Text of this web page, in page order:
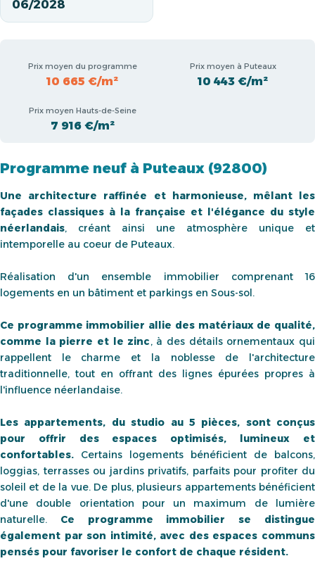
06/2028
Prix moyen du programme
10 665 €/m²
Prix moyen à Puteaux
10 443 €/m²
Prix moyen Hauts-de-Seine
7 916 €/m²
Programme neuf à Puteaux (92800)
Une architecture raffinée et harmonieuse, mêlant les
façades classiques à la française et l'élégance du style
néerlandais, créant ainsi une atmosphère unique et
intemporelle au coeur de Puteaux.
Réalisation d'un ensemble immobilier comprenant 16
logements en un bâtiment et parkings en Sous-sol.
Ce programme immobilier allie des matériaux de qualité,
comme la pierre et le zinc, à des détails ornementaux qui
rappellent le charme et la noblesse de l'architecture
traditionnelle, tout en offrant des lignes épurées propres à
l'influence néerlandaise.
Les appartements, du studio au 5 pièces, sont conçus
pour offrir des espaces optimisés, lumineux et
confortables. Certains logements bénéficient de balcons,
loggias, terrasses ou jardins privatifs, parfaits pour profiter du
soleil et de la vue. De plus, plusieurs appartements bénéficient
d'une double orientation pour un maximum de lumière
naturelle. Ce programme immobilier se distingue
également par son intimité, avec des espaces communs
pensés pour favoriser le confort de chaque résident.